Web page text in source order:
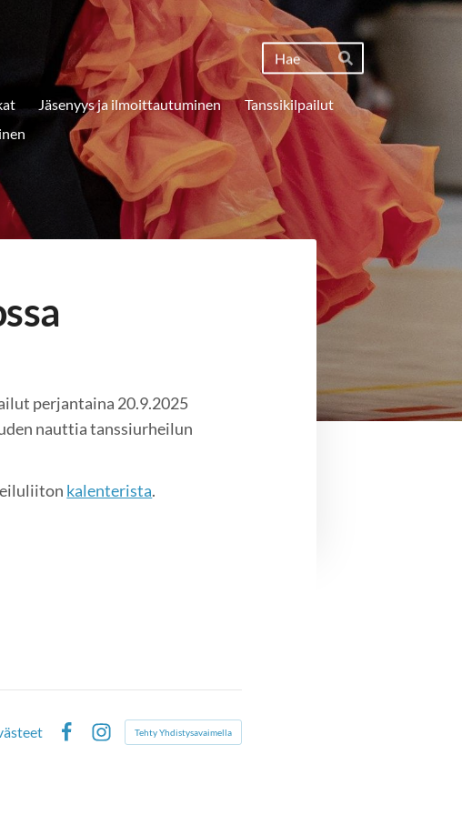
Hae
Jäsenyys ja ilmoittautuminen
Tanssikilpailut
perjantaina 20.9.2025
nauttia tanssiurheilun
kalenterista.
Instagram
Tehty Yhdistysavaimella